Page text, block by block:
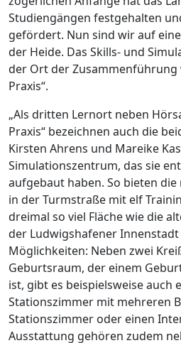
Studiengängen festgehalten
gefördert. Nun sind wir auf
der Heide. Das Skills- und
der Ort der Zusammenführung
Praxis“.
„Als dritten Lernort neben
Praxis“ bezeichnen auch die
Kirsten Ahrens und Mareike
Simulationszentrum, das sie
aufgebaut haben. So bieten
in der Turmstraße mit elf
dreimal so viel Fläche wie die
der Ludwigshafener
Möglichkeiten: Neben zwei
Geburtsraum, der einem
ist, gibt es beispielsweise auch
Stationszimmer mit mehreren
Stationszimmer oder einen
Ausstattung gehören zudem